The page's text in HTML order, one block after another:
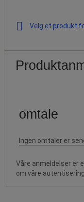
Velg et produkt
Våre anmeldelser er
om våre